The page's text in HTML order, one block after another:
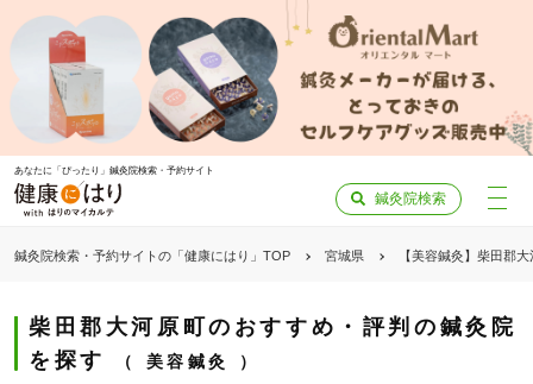
あなたに「ぴったり」鍼灸院検索・予約サイト
鍼灸院検索
鍼灸院検索・予約サイトの「健康にはり」TOP 宮城県 【美容鍼灸】柴田郡
柴田郡大河原町のおすすめ・評判の鍼灸院
を探す
美容鍼灸